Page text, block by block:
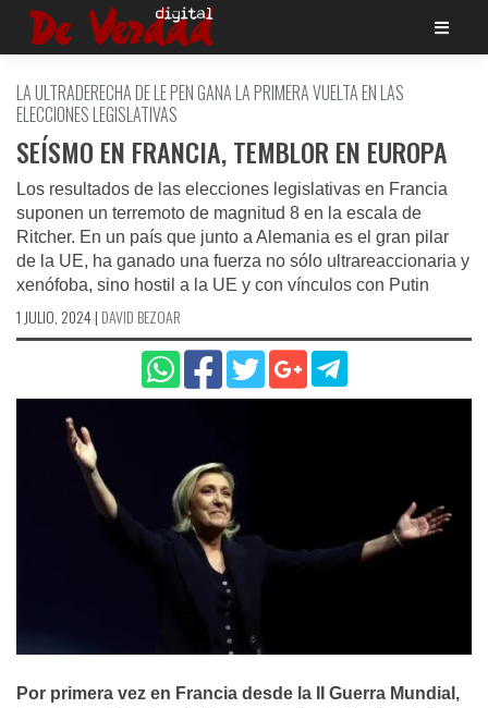
Saltar
LA ULTRADERECHA DE LE PEN GANA LA PRIMERA VUELTA EN LAS
ELECCIONES LEGISLATIVAS
SEÍSMO EN FRANCIA, TEMBLOR EN EUROPA
Los resultados de las elecciones legislativas en Francia
suponen un terremoto de magnitud 8 en la escala de
Ritcher. En un país que junto a Alemania es el gran pilar
de la UE, ha ganado una fuerza no sólo ultrareaccionaria y
xenófoba, sino hostil a la UE y con vínculos con Putin
1 JULIO, 2024| DAVID BEZOAR
Por primera vez en Francia desde la II Guerra Mundial,